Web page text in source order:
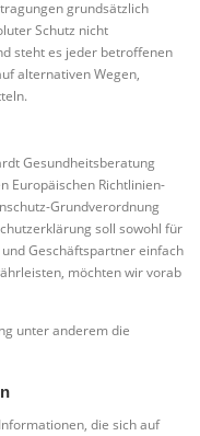
grundsätzlich
Schutz nicht
steht es jeder betroffenen
alternativen Wegen,
Gesundheitsberatung
Europäischen Richtlinien-
Grundverordnung
soll sowohl für
Geschäftspartner einfach
möchten wir vorab
unter anderem die
die sich auf